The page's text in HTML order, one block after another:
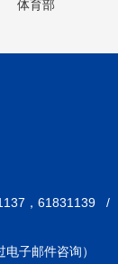
体育部
，61831139 /
子邮件咨询）